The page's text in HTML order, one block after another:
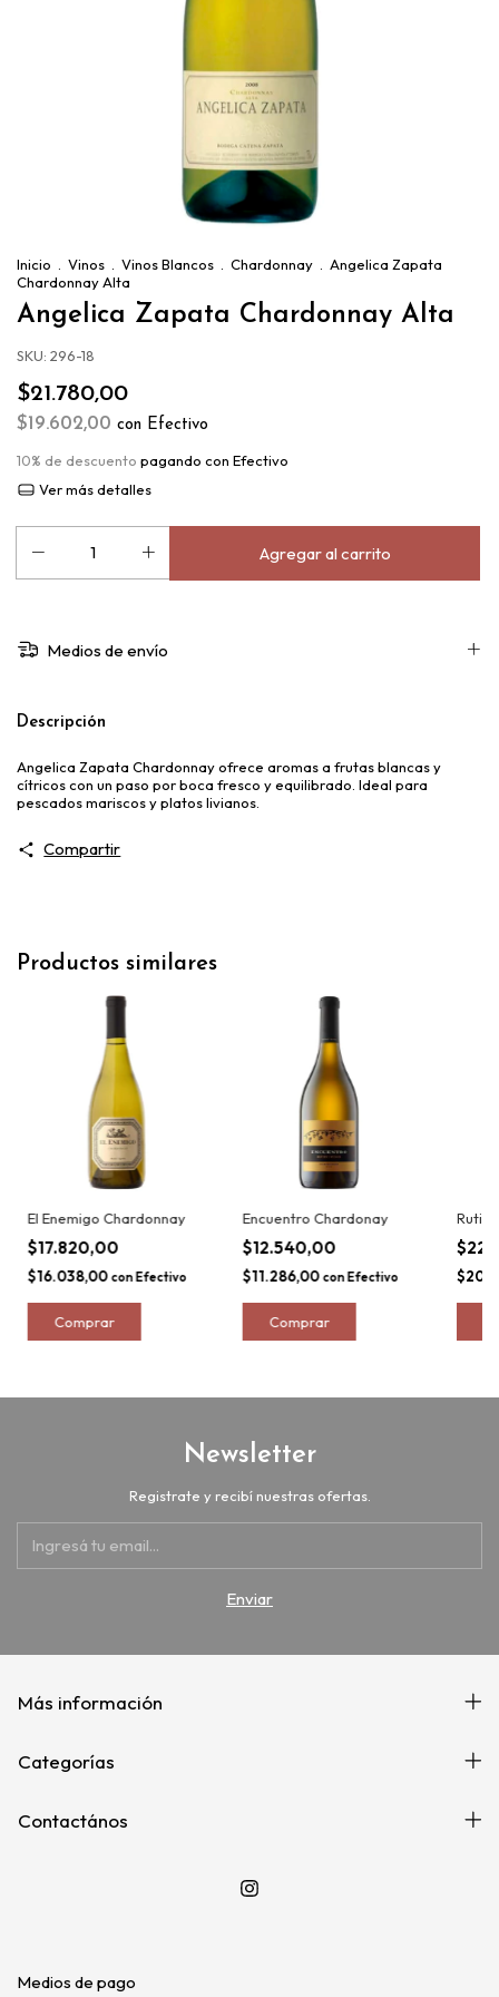
Inicio Vinos Vinos Blancos Chardonnay
Angelica Zapata
Chardonnay Alta
Angelica Zapata Chardonnay Alta
SKU: 296-18
$21.780,00
$19.602,00 con Efectivo
10% de descuento pagando con Efectivo
Ver más detalles
Medios de envío
Descripción
Angelica Zapata Chardonnay ofrece aromas a frutas blancas y
cítricos con un paso por boca fresco y equilibrado. Ideal para
pescados mariscos y platos livianos.
Compartir
Productos similares
El Enemigo Chardonnay
$17.820,00
$16.038,00 con Efectivo
Encuentro Chardonay
$12.540,00
$11.286,00 con Efectivo
Rutini
Newsletter
Registrate y recibí nuestras ofertas.
Más información
Categorías
Contactános
Medios de pago